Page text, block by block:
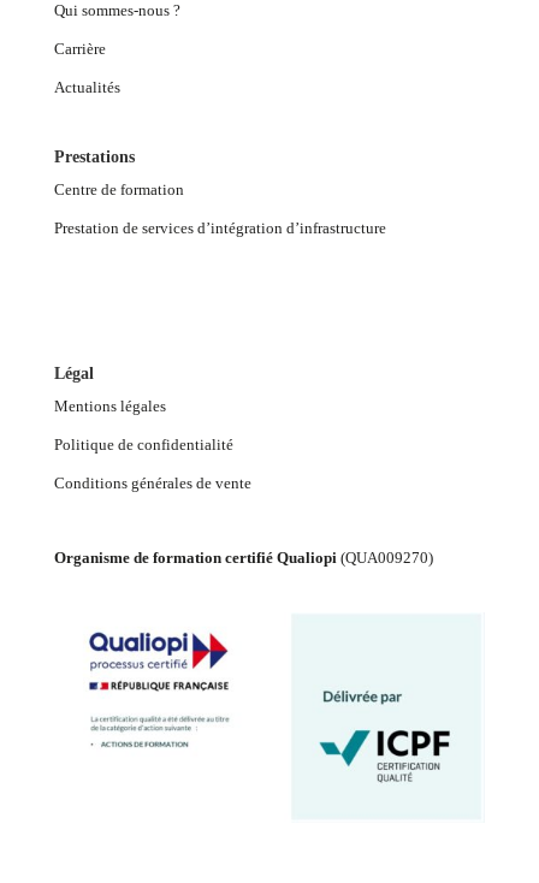
Qui sommes-nous ?
Carrière
Actualités
Prestations
Centre de formation
Prestation de services d’intégration d’infrastructure
Légal
Mentions légales
Politique de confidentialité
Conditions générales de vente
Organisme de formation certifié Qualiopi(QUA009270)